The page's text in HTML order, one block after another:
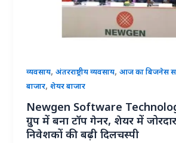
व्यवसाय,अंतरराष्ट्रीय व्यवसाय,आज का बिजनेस
बाजार,शेयर बाजार
Newgen Software
ग्रुप में बना टॉप गेनर, शेयर में
निवेशकों की बढ़ी दिलचस्पी